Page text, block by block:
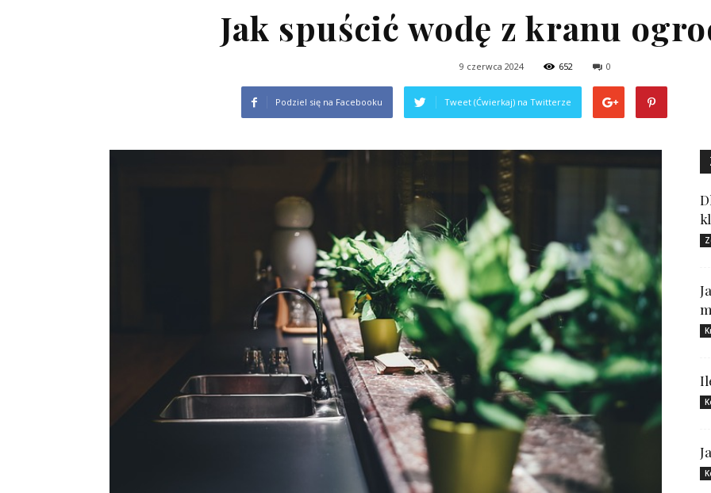
Jak spuścić wodę z kranu
9 czerwca 2024 652 0
Podziel się na Facebooku Tweet (Ćwierkaj) na Twitterze